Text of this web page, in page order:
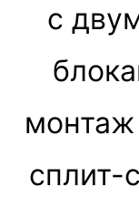
с
сплит-